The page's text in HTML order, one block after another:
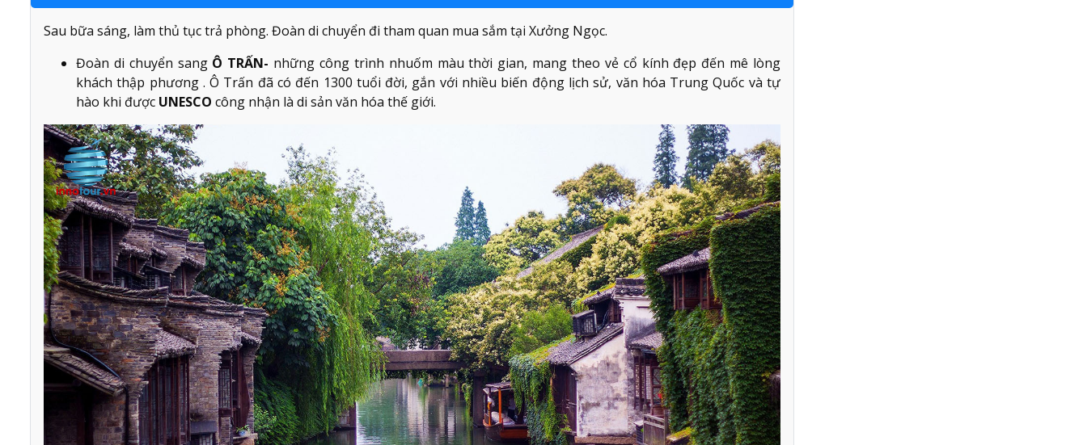
Sau bữa sáng, làm thủ tục trả phòng. Đoàn di chuyển đi tham quan mua sắm tại Xưởng Ngọc.
Đoàn di chuyển sang Ô TRẤN- những công trình nhuốm màu thời gian, mang theo vẻ cổ kính đẹp đến mê lòng
khách thập phương . Ô Trấn đã có đến 1300 tuổi đời, gắn với nhiều biến động lịch sử, văn hóa Trung Quốc và tự
hào khi được UNESCO công nhận là di sản văn hóa thế giới.